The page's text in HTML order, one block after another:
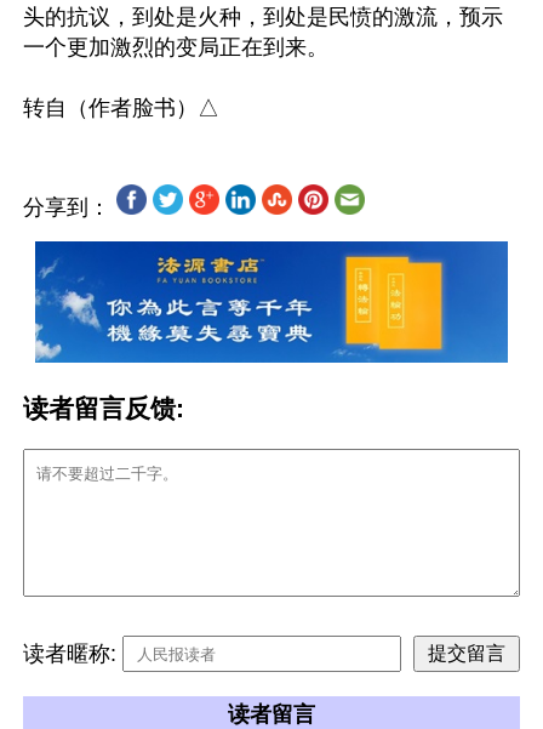
头的抗议，到处是火种，到处是民愤的激流，预示
一个更加激烈的变局正在到来。
分享到：
读者留言反馈:
读者暱称:
读者留言